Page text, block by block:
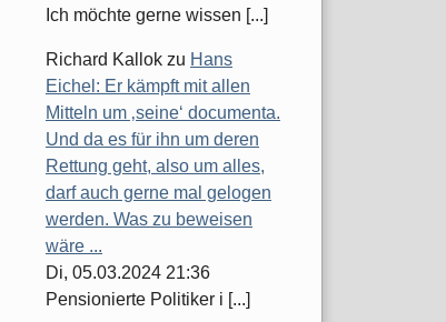
Ich möchte gerne wissen [...]
Richard Kallok zu Hans
Eichel: Er kämpft mit allen
Mitteln um ‚seine‘ documenta.
Und da es für ihn um deren
Rettung geht, also um alles,
darf auch gerne mal gelogen
werden. Was zu beweisen
wäre ...
Di, 05.03.2024 21:36
Pensionierte Politiker i [...]